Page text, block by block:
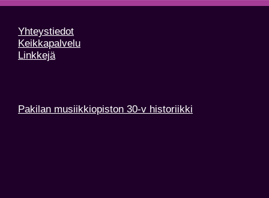
Yhteystiedot
Keikkapalvelu
Linkkejä
Pakilan musiikkiopiston 30-v historiikki